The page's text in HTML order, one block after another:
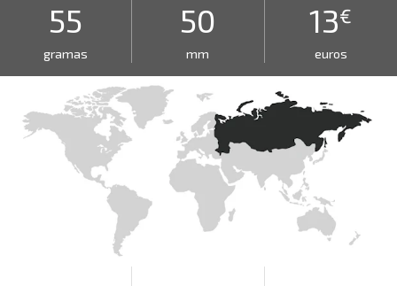
55
gramas
50
mm
13€
euros